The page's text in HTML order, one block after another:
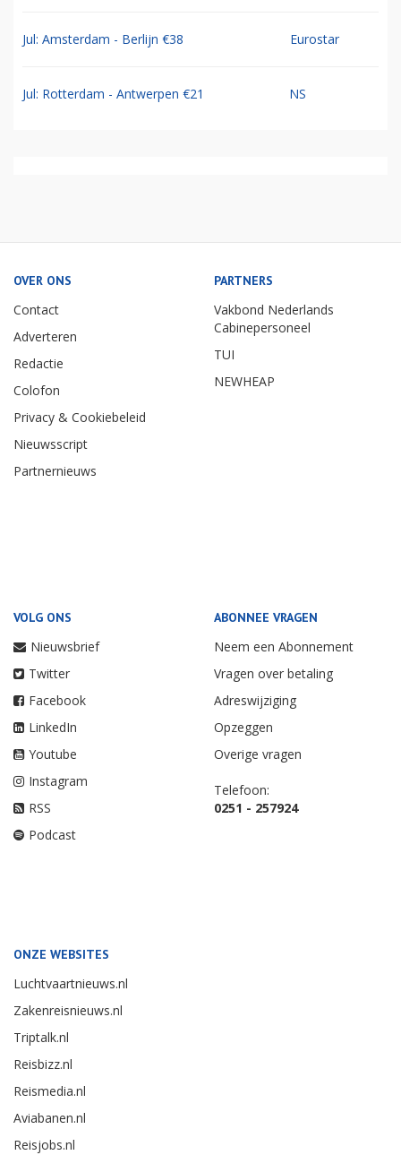
Jul: Amsterdam - Berlijn €38 Eurostar
Jul: Rotterdam - Antwerpen €21 NS
OVER ONS
Contact
Adverteren
Redactie
Colofon
Privacy & Cookiebeleid
Nieuwsscript
Partnernieuws
PARTNERS
Vakbond Nederlands
Cabinepersoneel
TUI
NEWHEAP
VOLG ONS
Nieuwsbrief
Twitter
Facebook
LinkedIn
Youtube
Instagram
RSS
Podcast
ABONNEE VRAGEN
Neem een Abonnement
Vragen over betaling
Adreswijziging
Opzeggen
Overige vragen
Telefoon:
0251 - 257924
ONZE WEBSITES
Luchtvaartnieuws.nl
Zakenreisnieuws.nl
Triptalk.nl
Reisbizz.nl
Reismedia.nl
Aviabanen.nl
Reisjobs.nl